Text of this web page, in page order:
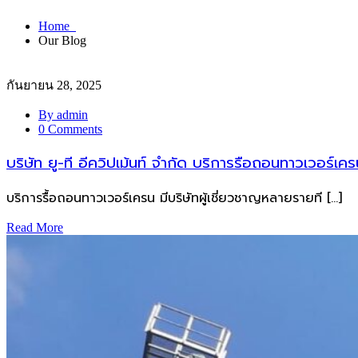
Home
Our Blog
กันยายน 28, 2025
By admin
0 Comments
บริษัท ยู-ที อีควิปเม้นท์ จำกัด บริการรือถอนทาวเวอร์เค
บริการรื้อถอนทาวเวอร์เครน มีบริษัทผู้เชี่ยวชาญหลายรายที […]
Read More